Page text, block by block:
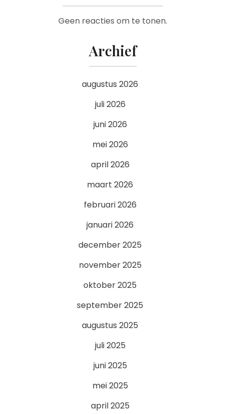
Geen reacties om te tonen.
Archief
augustus 2026
juli 2026
juni 2026
mei 2026
april 2026
maart 2026
februari 2026
januari 2026
december 2025
november 2025
oktober 2025
september 2025
augustus 2025
juli 2025
juni 2025
mei 2025
april 2025